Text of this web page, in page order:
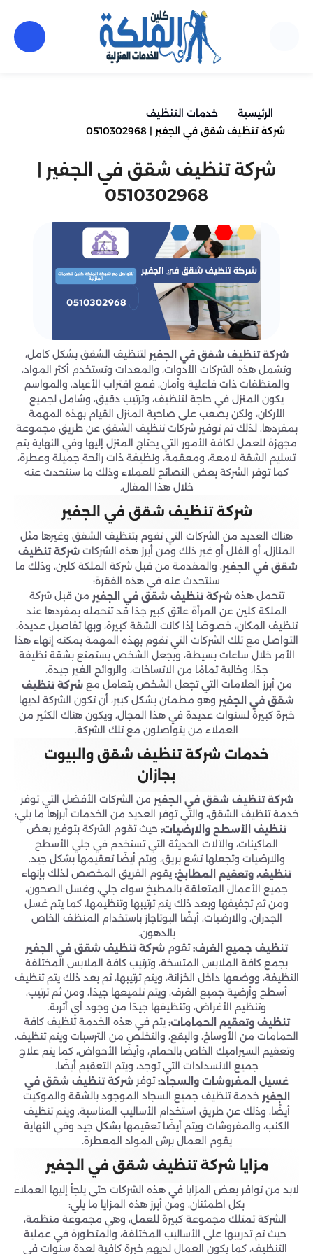
الرئيسية
خدمات التنظيف
شركة تنظيف شقق في الجفير | 0510302968
شركة تنظيف شقق في الجفير |
0510302968
شركة تنظيف شقق في الجفير لتنظيف الشقق بشكل كامل،
وتشمل هذه الشركات الأدوات، والمعدات وتستخدم أكثر المواد،
والمنظفات ذات فاعلية وأمان، فمع اقتراب الأعياد، والمواسم
يكون المنزل في حاجة لتنظيف، وترتيب دقيق، وشامل لجميع
الأركان، ولكن يصعب على صاحبة المنزل القيام بهذه المهمة
بمفردها، لذلك تم توفير شركات تنظيف الشقق عن طريق مجموعة
مجهزة للعمل لكافة الأمور التي يحتاج المنزل إليها وفي النهاية يتم
تسليم الشقة لامعة، ومعقمة، ونظيفة ذات رائحة جميلة وعطرة،
كما توفر الشركة بعض النصائح للعملاء وذلك ما سنتحدث عنه
خلال هذا المقال.
شركة تنظيف شقق في الجفير
هناك العديد من الشركات التي تقوم بتنظيف الشقق وغيرها مثل
المنازل، أو الفلل أو غير ذلك ومن أبرز هذه الشركات شركة تنظيف
شقق في الجفير، والمقدمة من قبل شركة الملكة كلين، وذلك ما
سنتحدث عنه في هذه الفقرة:
تتحمل هذهشركة تنظيف شقق في الجفير من قبل شركة
الملكة كلين عن المرأة عائق كبير جدًا قد تتحمله بمفردها عند
تنظيف المكان، خصوصًا إذا كانت الشقة كبيرة، وبها تفاصيل عديدة.
التواصل مع تلك الشركات التي تقوم بهذه المهمة يمكنه إنهاء هذا
الأمر خلال ساعات بسيطة، ويجعل الشخص يستمتع بشقة نظيفة
جدًا، وخالية تمامًا من الاتساخات، والروائح الغير جيدة.
من أبرز العلامات التي تجعل الشخص يتعامل معشركة تنظيف
شقق في الجفير وهو مطمئن بشكل كبير، أن تكون الشركة لديها
خبرة كبيرة لسنوات عديدة في هذا المجال، ويكون هناك الكثير من
العملاء من يتواصلون مع تلك الشركة.
خدمات شركة تنظيف شقق والبيوت
بجازان
شركة تنظيف شقق في الجفير من الشركات الأفضل التي توفر
خدمة تنظيف الشقق، والتي توفر العديد من الخدمات أبرزها ما يلي:
تنظيف الأسطح والارضيات: حيث تقوم الشركة بتوفير بعض
الماكينات، والآلات الحديثة التي تستخدم في جلي الأسطح
والارضيات وتجعلها تشع بريق، ويتم أيضًا تعقيمها بشكل جيد.
تنظيف، وتعقيم المطابخ: يقوم الفريق المخصص لذلك بإنهاء
جميع الأعمال المتعلقة بالمطبخ سواء جلي، وغسل الصحون،
ومن ثم تجفيفها وبعد ذلك يتم ترتيبها وتنظيمها، كما يتم غسل
الجدران، والارضيات، أيضًا البوتاجاز باستخدام المنظف الخاص
بالدهون.
تنظيف جميع الغرف:تقوم شركة تنظيف شقق في الجفير
بجمع كافة الملابس المتسخة، وترتيب كافة الملابس المختلفة
النظيفة، ووضعها داخل الخزانة، ويتم ترتيبها، ثم بعد ذلك يتم تنظيف
أسطح وأرضية جميع الغرف، ويتم تلميعها جيدًا، ومن ثم ترتيب،
وتنظيم الأغراض، وتنظيفها جيدًا من وجود أي أتربة.
تنظيف وتعقيم الحمامات: يتم في هذه الخدمة تنظيف كافة
الحمامات من الأوساخ، والبقع، والتخلص من الترسبات ويتم تنظيف،
وتعقيم السيراميك الخاص بالحمام، وأيضًا الأحواض، كما يتم علاج
جميع الانسدادات التي توجد، ويتم التعقيم أيضًا.
غسيل المفروشات والسجاد:توفر شركة تنظيف شقق في
الجفير خدمة تنظيف جميع السجاد الموجود بالشقة والموكيت
أيضًا، وذلك عن طريق استخدام الأساليب المناسبة، ويتم تنظيف
الكنب، والمفروشات ويتم أيضًا تعقيمها بشكل جيد وفي النهاية
يقوم العمال برش المواد المعطرة.
مزايا شركة تنظيف شقق في الجفير
لابد من توافر بعض المزايا في هذه الشركات حتى يلجأ إليها العملاء
بكل اطمئنان، ومن أبرز هذه المزايا ما يلي:
الشركة تمتلك مجموعة كبيرة للعمل، وهي مجموعة منظمة،
حيث تم تدريبها على الأساليب المختلفة، والمتطورة في عملية
التنظيف، كما يكون العمال لديهم خبرة كافية لعدة سنوات في